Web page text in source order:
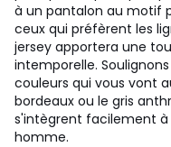
à un pantalon au motif
ceux qui préfèrent les
jersey apportera une
intemporelle.
couleurs qui vous vont
bordeaux ou le gris
s'intègrent facilement
homme.